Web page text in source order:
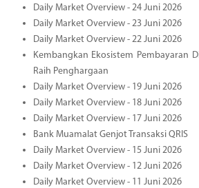
Daily Market Overview - 24 Juni 2026
Daily Market Overview - 23 Juni 2026
Daily Market Overview - 22 Juni 2026
Kembangkan Ekosistem Pembayaran
Raih Penghargaan
Daily Market Overview - 19 Juni 2026
Daily Market Overview - 18 Juni 2026
Daily Market Overview - 17 Juni 2026
Bank Muamalat Genjot Transaksi QRIS
Daily Market Overview - 15 Juni 2026
Daily Market Overview - 12 Juni 2026
Daily Market Overview - 11 Juni 2026